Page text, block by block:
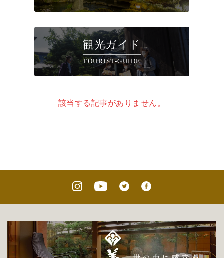
観光ガイド
TOURIST-GUIDE
該当する記事がありません。